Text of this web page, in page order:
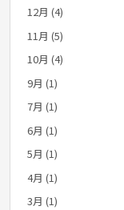
12月 (4)
11月 (5)
10月 (4)
9月 (1)
7月 (1)
6月 (1)
5月 (1)
4月 (1)
3月 (1)